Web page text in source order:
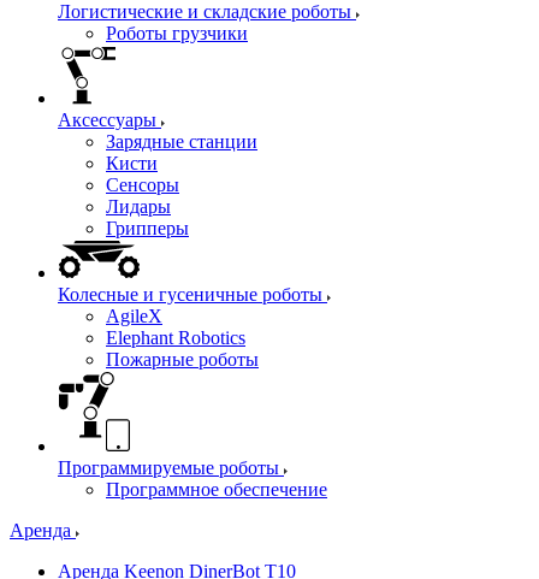
Логистические и складские роботы
Роботы грузчики
Аксессуары
Зарядные станции
Кисти
Сенсоры
Лидары
Грипперы
Колесные и гусеничные роботы
AgileX
Elephant Robotics
Пожарные роботы
Программируемые роботы
Программное обеспечение
Аренда
Аренда Keenon DinerBot T10